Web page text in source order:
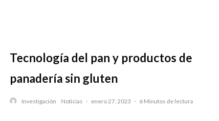
Tecnología del pan y productos de
panadería sin gluten
Investigación Noticias · enero 27, 2023 · 6 Minutos de lectura